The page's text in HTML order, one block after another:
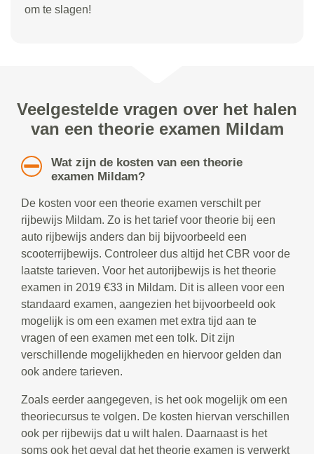
om te slagen!
Veelgestelde vragen over het halen
van een theorie examen Mildam
Wat zijn de kosten van een theorie
examen Mildam?
De kosten voor een theorie examen verschilt per
rijbewijs Mildam. Zo is het tarief voor theorie bij een
auto rijbewijs anders dan bij bijvoorbeeld een
scooterrijbewijs. Controleer dus altijd het CBR voor de
laatste tarieven. Voor het autorijbewijs is het theorie
examen in 2019 €33 in Mildam. Dit is alleen voor een
standaard examen, aangezien het bijvoorbeeld ook
mogelijk is om een examen met extra tijd aan te
vragen of een examen met een tolk. Dit zijn
verschillende mogelijkheden en hiervoor gelden dan
ook andere tarieven.
Zoals eerder aangegeven, is het ook mogelijk om een
theoriecursus te volgen. De kosten hiervan verschillen
ook per rijbewijs dat u wilt halen. Daarnaast is het
soms ook het geval dat het theorie examen is verwerkt